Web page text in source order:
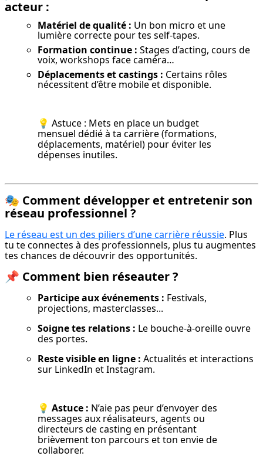
acteur :
Matériel de qualité : Un bon micro et une
lumière correcte pour tes self-tapes.
Formation continue : Stages d’acting, cours de
voix, workshops face caméra…
Déplacements et castings : Certains rôles
nécessitent d’être mobile et disponible.
💡 Astuce : Mets en place un budget
mensuel dédié à ta carrière (formations,
déplacements, matériel) pour éviter les
dépenses inutiles.
🎭 Comment développer et entretenir son
réseau professionnel ?
Le réseau est un des piliers d’une carrière réussie. Plus
tu te connectes à des professionnels, plus tu augmentes
tes chances de découvrir des opportunités.
📌 Comment bien réseauter ?
Participe aux événements : Festivals,
projections, masterclasses...
Soigne tes relations : Le bouche-à-oreille ouvre
des portes.
Reste visible en ligne : Actualités et interactions
sur LinkedIn et Instagram.
💡 Astuce : N’aie pas peur d’envoyer des
messages aux réalisateurs, agents ou
directeurs de casting en présentant
brièvement ton parcours et ton envie de
collaborer.